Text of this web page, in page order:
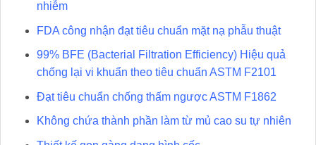
nhiễm
FDA công nhận đạt tiêu chuẩn mặt nạ phẫu thuật
99% BFE (Bacterial Filtration Efficiency) Hiệu quả
chống lại vi khuẩn theo tiêu chuẩn ASTM F2101
Đạt tiêu chuẩn chống thấm ngược ASTM F1862
Không chứa thành phần làm từ mủ cao su tự nhiên